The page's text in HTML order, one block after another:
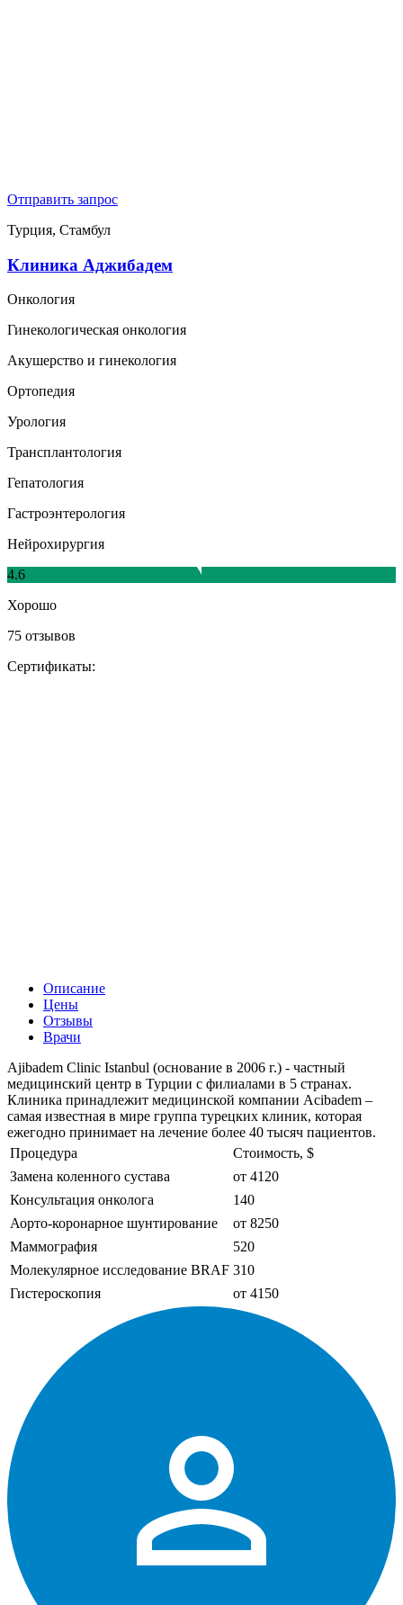
Отправить запрос
Турция, Стамбул
Клиника Аджибадем
Онкология
Гинекологическая онкология
Акушерство и гинекология
Ортопедия
Урология
Трансплантология
Гепатология
Гастроэнтерология
Нейрохирургия
4.6
Хорошо
75 отзывов
Сертификаты:
Описание
Цены
Отзывы
Врачи
Ajibadem Clinic Istanbul (основание в 2006 г.) - частный
медицинский центр в Турции с филиалами в 5 странах.
Клиника принадлежит медицинской компании Acibadem –
самая известная в мире группа турецких клиник, которая
ежегодно принимает на лечение более 40 тысяч пациентов.
Процедура
Стоимость, $
Замена коленного сустава
от 4120
Консультация онколога
140
Аорто-коронарное шунтирование
от 8250
Маммография
520
Молекулярное исследование BRAF 310
Гистероскопия
от 4150